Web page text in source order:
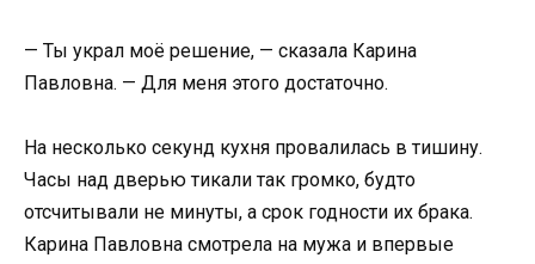
— Ты украл моё решение, — сказала Карина
Павловна. — Для меня этого достаточно.
На несколько секунд кухня провалилась в тишину.
Часы над дверью тикали так громко, будто
отсчитывали не минуты, а срок годности их брака.
Карина Павловна смотрела на мужа и впервые